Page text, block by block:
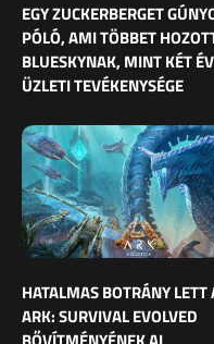
EGY ZUCKERBERGET
PÓLÓ, AMI TÖBBET
BLUESKYNAK, MINT KÉT ÉV
ÜZLETI TEVÉKENYSÉGE
HATALMAS BOTRÁNY LETT
ARK: SURVIVAL EVOLVED